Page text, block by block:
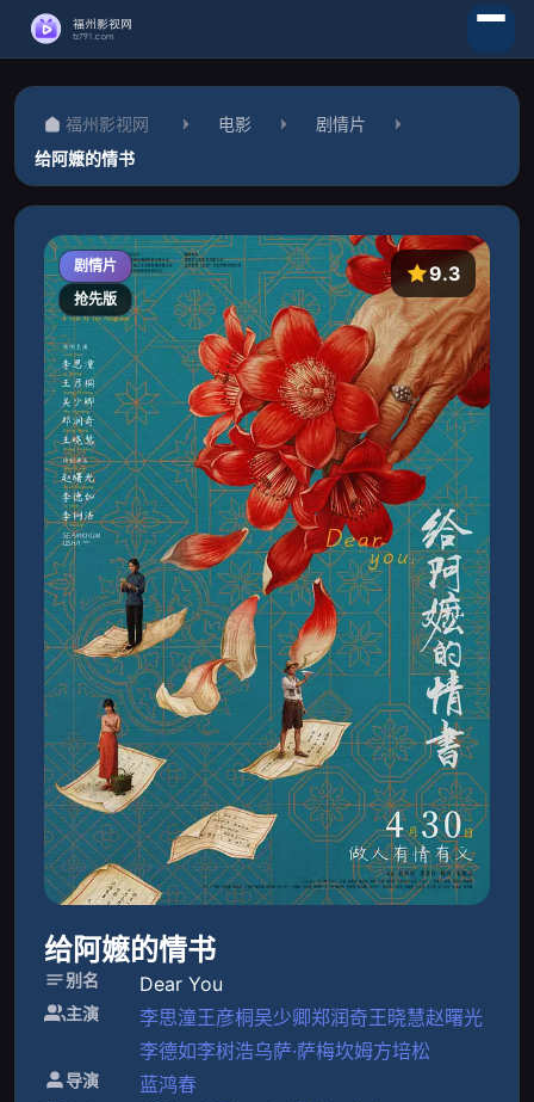
福州影视网 电影
剧情片
给阿嬷的情书
剧情片
抢先版
9.3
给阿嬷的情书
别名 Dear You
主演 李思潼王彦桐吴少卿郑润奇王晓慧赵曙光
李德如李树浩乌萨·萨梅坎姆方培松
导演 蓝鸿春